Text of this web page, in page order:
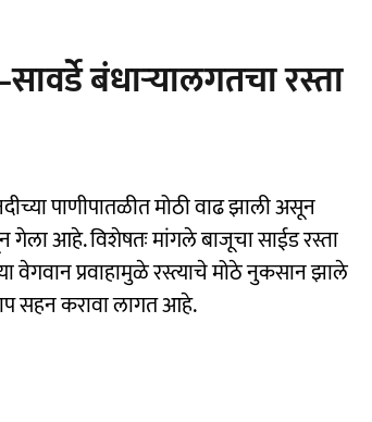
बंधाऱ्यालगतचा रस्ता
पाणीपातळीत मोठी वाढ झाली असून
गेला आहे. विशेषतः मांगले बाजूचा साईड रस्ता
वेगवान प्रवाहामुळे रस्त्याचे मोठे नुकसान झाले
सहन करावा लागत आहे.